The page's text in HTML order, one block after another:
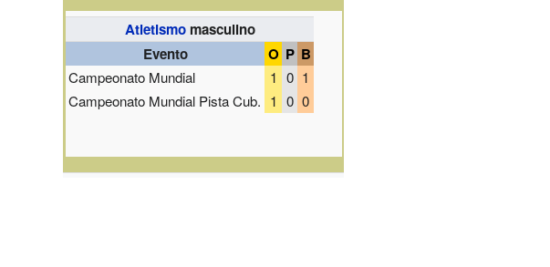
Atletismomasculino
Evento
O P B
Campeonato Mundial 1 0 1
Campeonato Mundial Pista Cub. 1 0 0